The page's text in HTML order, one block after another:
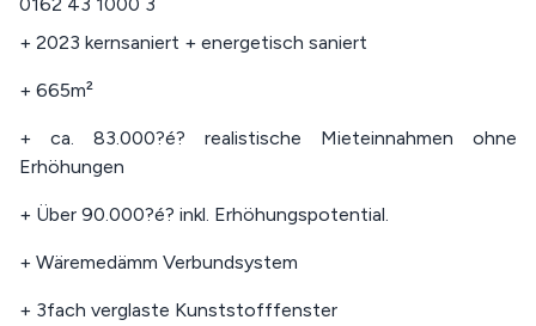
+ 2023 kernsaniert + energetisch saniert
+ 665m²
+ ca. 83.000?é? realistische Mieteinnahmen ohne
Erhöhungen
+ Über 90.000?é? inkl. Erhöhungspotential.
+ Wäremedämm Verbundsystem
+ 3fach verglaste Kunststofffenster